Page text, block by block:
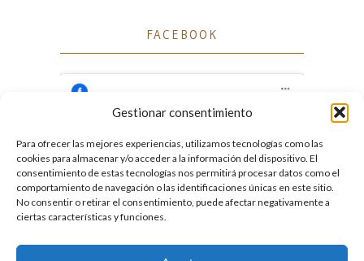
Gestionar consentimiento
Para ofrecer las mejores experiencias, utilizamos tecnologías como las
cookies para almacenar y/o acceder a la información del dispositivo. El
consentimiento de estas tecnologías nos permitirá procesar datos como el
comportamiento de navegación o las identificaciones únicas en este sitio.
No consentir o retirar el consentimiento, puede afectar negativamente a
ciertas características y funciones.
FACEBOOK
Facebook
Haz clic para aceptar cookies de marketing
y permitir este contenido